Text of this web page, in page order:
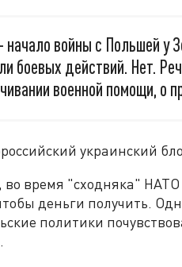
начало войны с Польшей у
боевых действий. Нет.
военной помощи, о
украинский
во время "сходняка"
деньги получить.
политики